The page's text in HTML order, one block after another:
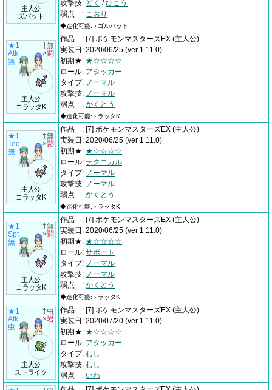
主人公
ズバット
攻撃技: どく /ひこう
弱点
: こおり
◆進化可能: › ゴルバット
★1
Atk
無
主人公
コラッタK
†無
×闘
作品 : [7] ポケモンマスターズEX (主人公)
実装日 : 2020/06/25 (ver 1.11.0)
初期★: ★☆☆☆☆
ロール: アタッカー
タイプ: ノーマル
攻撃技: ノーマル
弱点
: かくとう
◆進化可能: › ラッタK
★1
Tec
無
主人公
コラッタK
†無
×闘
作品 : [7] ポケモンマスターズEX (主人公)
実装日 : 2020/06/25 (ver 1.11.0)
初期★: ★☆☆☆☆
ロール: テクニカル
タイプ: ノーマル
攻撃技: ノーマル
弱点
: かくとう
◆進化可能: › ラッタK
★1
Spt
無
主人公
コラッタK
†無
×闘
作品 : [7] ポケモンマスターズEX (主人公)
実装日 : 2020/06/25 (ver 1.11.0)
初期★: ★☆☆☆☆
ロール: サポート
タイプ: ノーマル
攻撃技: ノーマル
弱点
: かくとう
◆進化可能: › ラッタK
★1
Atk
虫
主人公
ストライク
†虫
×岩
作品 : [7] ポケモンマスターズEX (主人公)
実装日 : 2020/07/20 (ver 1.11.0)
初期★: ★☆☆☆☆
ロール: アタッカー
タイプ: むし
攻撃技: むし
弱点
: いわ